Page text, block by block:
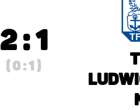
2 : 1
( 0 : 1 )